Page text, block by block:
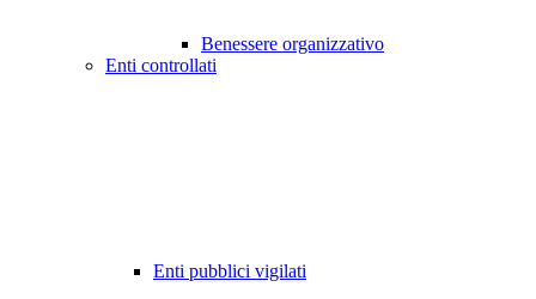
Benessere organizzativo
Enti controllati
Enti pubblici vigilati